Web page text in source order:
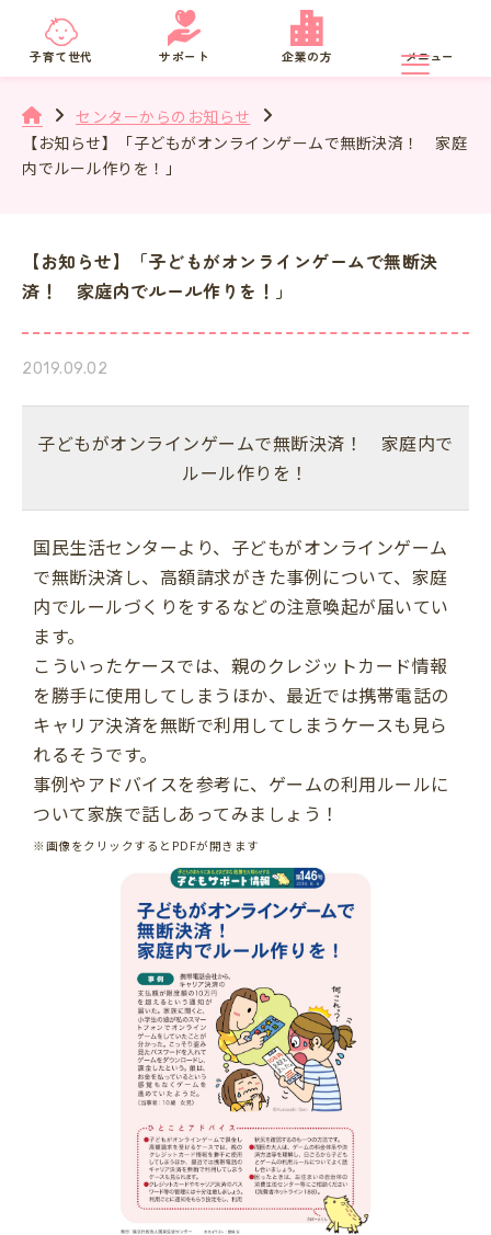
京都府
子育て世代 サポート 企業の方 メニュー
センターからのお知らせ
【お知らせ】「子どもがオンラインゲームで無断決済！ 家庭
内でルール作りを！」
【お知らせ】「子どもがオンラインゲームで無断決
済！ 家庭内でルール作りを！」
2019.09.02
子どもがオンラインゲームで無断決済！ 家庭内で
ルール作りを！
国民生活センターより、 子どもがオンラインゲーム
で無断決済し、高額請求がきた事例について、家庭
内でルールづくりをするなどの注意喚起が届いてい
ます。
こういったケースでは、親のクレジットカード情報
を勝手に使用してしまうほか、最近では携帯電話の
キャリア決済を無断で利用してしまうケースも見ら
れるそうです。
事例やアドバイスを参考に、ゲームの利用ルールに
ついて家族で話しあってみましょう！
※画像をクリックするとPDFが開きます